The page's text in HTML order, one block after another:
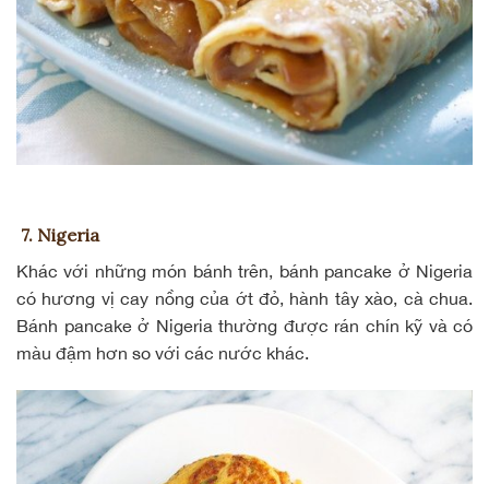
7. Nigeria
Khác với những món bánh trên, bánh pancake ở Nigeria
có hương vị cay nồng của ớt đỏ, hành tây xào, cà chua.
Bánh pancake ở Nigeria thường được rán chín kỹ và có
màu đậm hơn so với các nước khác.